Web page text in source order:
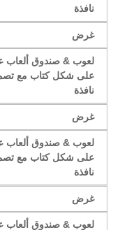
لعوب & صندوق ألعاب عملي
على شكل كتاب مع تصميم
لعوب & صندوق ألعاب عملي
على شكل كتاب مع تصميم
لعوب & صندوق ألعاب عملي